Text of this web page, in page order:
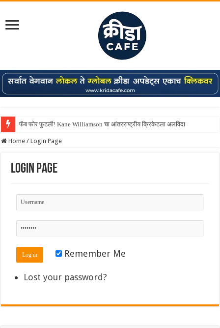
फॅब फोर फुटली! Kane Williamson चा आंतरराष्ट्रीय क्रिकेटला अलविदा
Home / Login Page
Login Page
Remember Me
Lost your password?